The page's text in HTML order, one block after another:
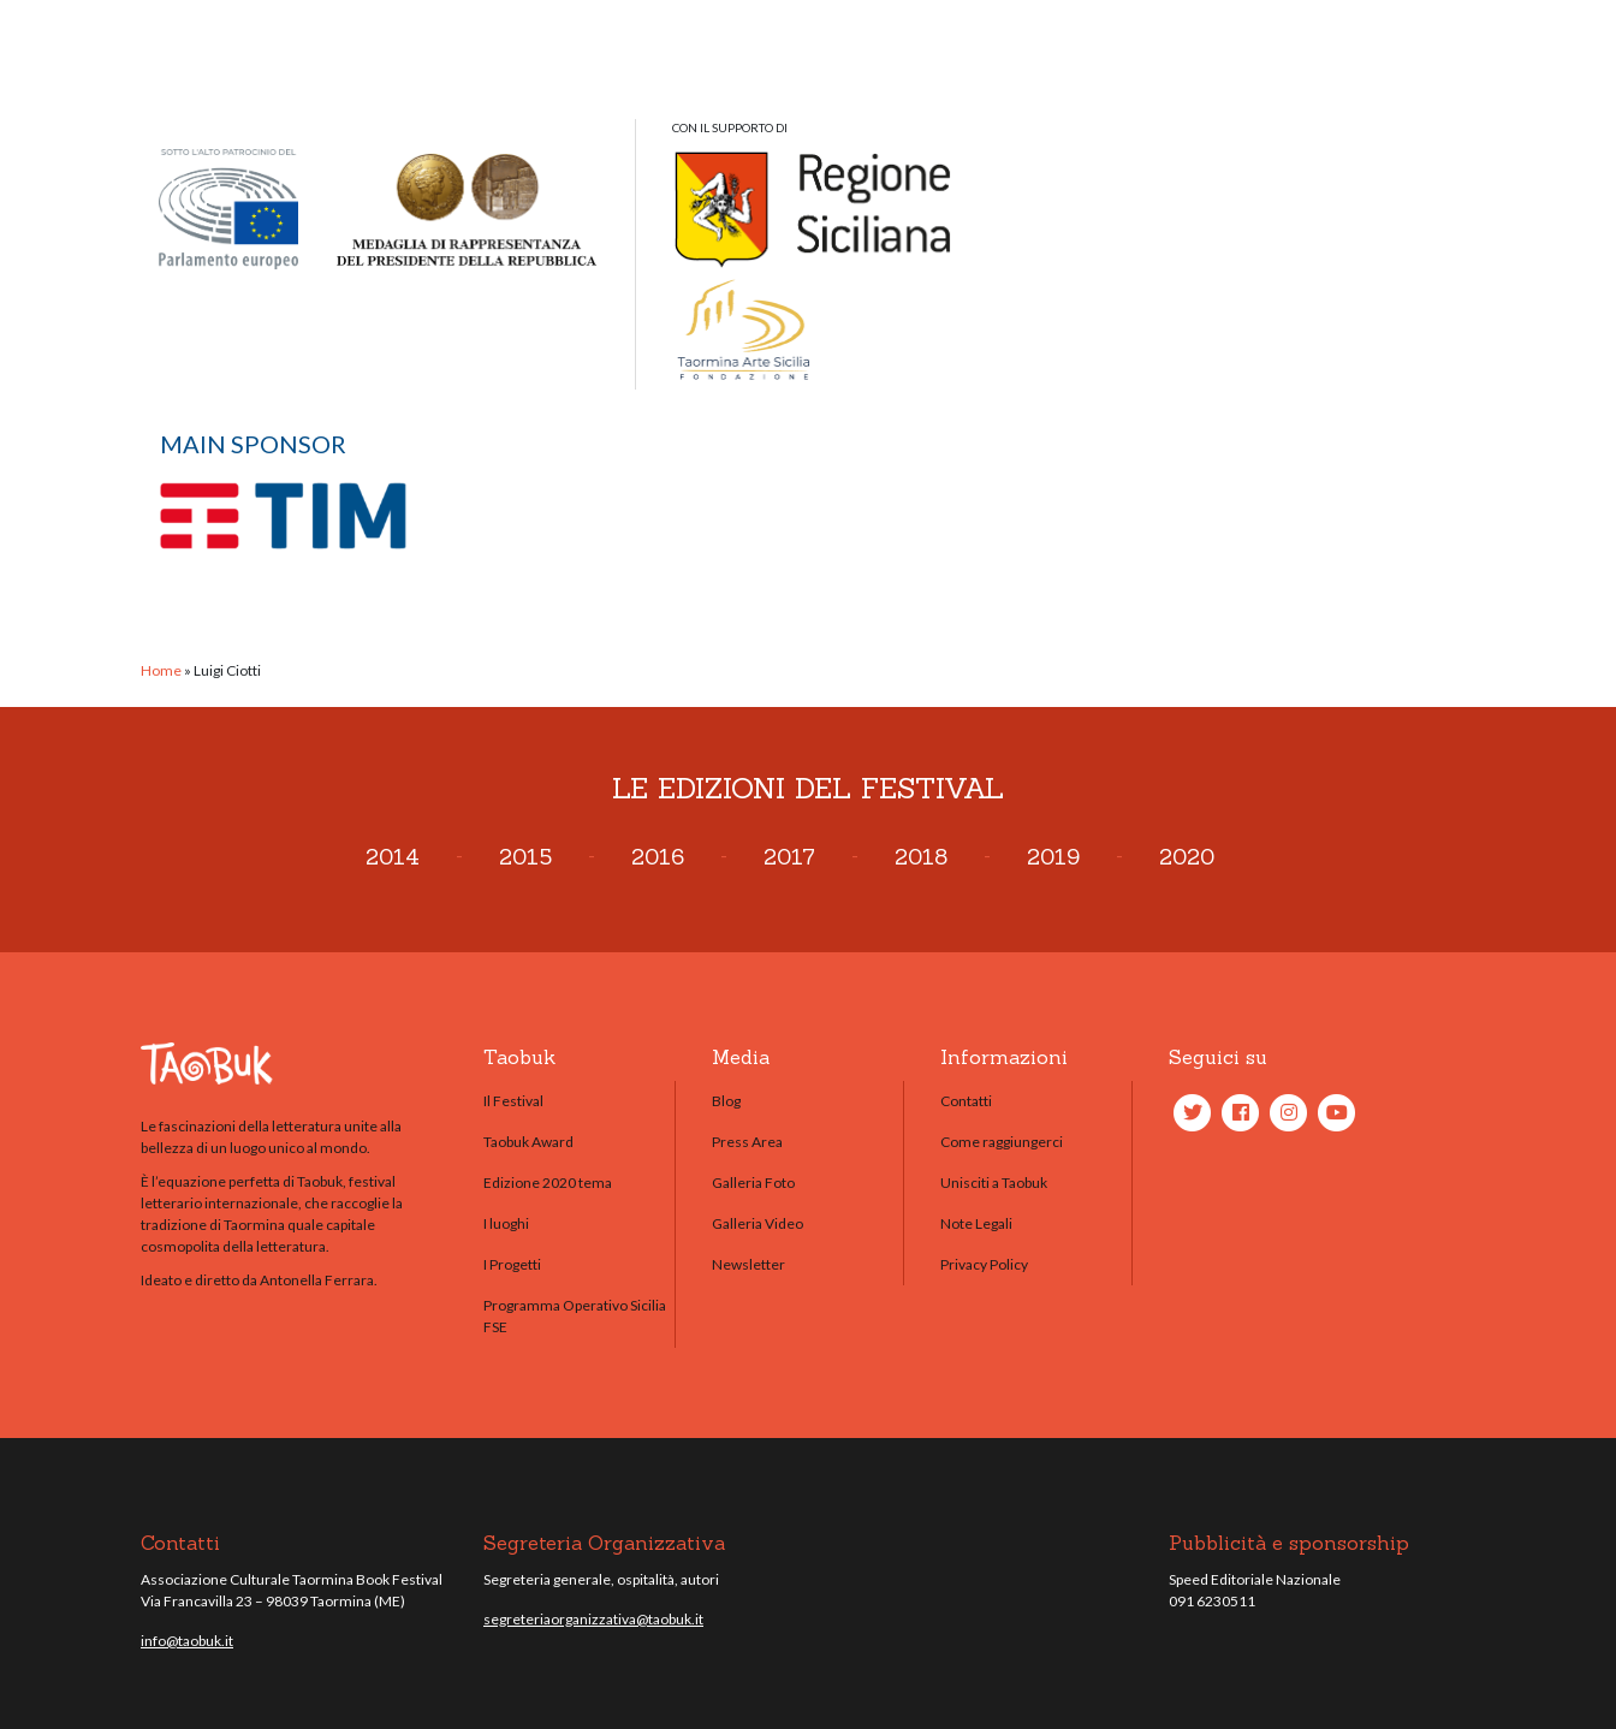
CON IL SUPPORTO DI
MAIN SPONSOR
Home » Luigi Ciotti
LE EDIZIONI DEL FESTIVAL
2014 - 2015 - 2016 - 2017 - 2018 - 2019 - 2020
Le fascinazioni della letteratura unite alla
bellezza di un luogo unico al mondo.
È l’equazione perfetta di Taobuk, festival
letterario internazionale, che raccoglie la
tradizione di Taormina quale capitale
cosmopolita della letteratura.
Ideato e diretto da Antonella Ferrara.
Taobuk
Il Festival
Taobuk Award
Edizione 2020 tema
I luoghi
I Progetti
Programma Operativo Sicilia
FSE
Media
Blog
Press Area
Galleria Foto
Galleria Video
Newsletter
Informazioni
Contatti
Come raggiungerci
Unisciti a Taobuk
Note Legali
Privacy Policy
Seguici su
Contatti
Associazione Culturale Taormina Book Festival
Via Francavilla 23 – 98039 Taormina (ME)
info@taobuk.it
Segreteria Organizzativa
Segreteria generale, ospitalità, autori
segreteriaorganizzativa@taobuk.it
Pubblicità e sponsorship
Speed Editoriale Nazionale
091 6230511